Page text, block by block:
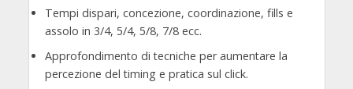
Tempi dispari, concezione, coordinazione, fills e
assolo in 3/4, 5/4, 5/8, 7/8 ecc.
Approfondimento di tecniche per aumentare la
percezione del timing e pratica sul click.